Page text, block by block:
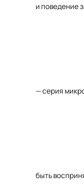
и поведение
— серия
быть